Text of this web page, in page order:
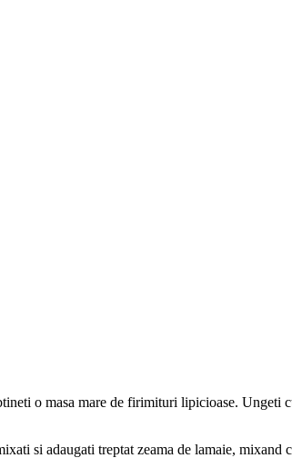
o masa mare de firimituri lipicioase. Ungeti
si adaugati treptat zeama de lamaie,